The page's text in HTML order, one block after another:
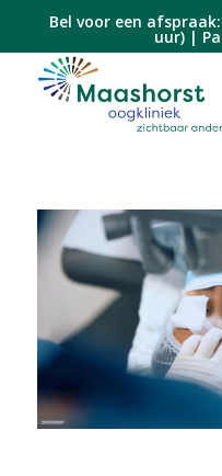
Bel voor een afspraak:
uur) |